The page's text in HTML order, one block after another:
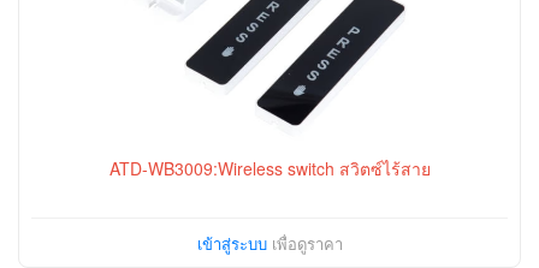
ATD-WB3009:Wireless switch สวิตซ์ไร้สาย
เข้าสู่ระบบเพื่อดูราคา